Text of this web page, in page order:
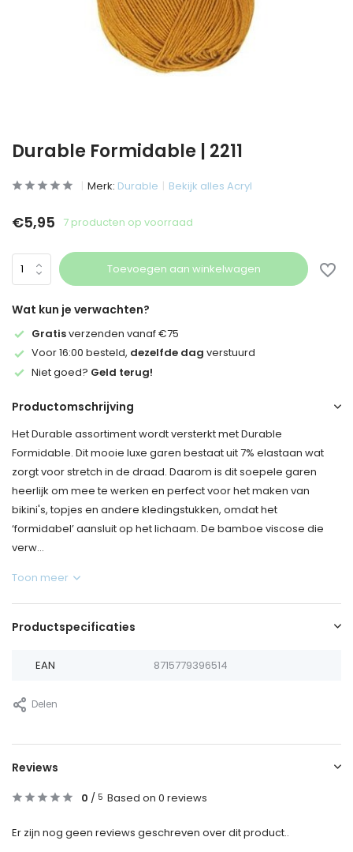
Durable Formidable | 2211
Merk: Durable Bekijk alles Acryl
€5,95 7 producten op voorraad
Toevoegen aan winkelwagen
Wat kun je verwachten?
Gratisverzenden vanaf €75
Voor 16:00 besteld, dezelfde dag verstuurd
Niet goed? Geld terug!
Productomschrijving
Het Durable assortiment wordt versterkt met Durable
Formidable. Dit mooie luxe garen bestaat uit 7% elastaan wat
zorgt voor stretch in de draad. Daarom is dit soepele garen
heerlijk om mee te werken en perfect voor het maken van
bikini's, topjes en andere kledingstukken, omdat het
‘formidabel’ aansluit op het lichaam. De bamboe viscose die
verw...
Toon meer
Productspecificaties
EAN 8715779396514
Delen
Reviews
0 / 5 Based on 0 reviews
Er zijn nog geen reviews geschreven over dit product..